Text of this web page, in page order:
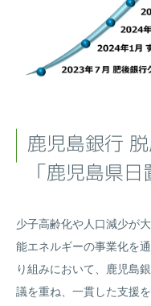
鹿児島銀行
「鹿児島県
少子高齢化や人口減少が
能エネルギーの事業化を
り組みにおいて、鹿児島
議を重ね、一貫した支援